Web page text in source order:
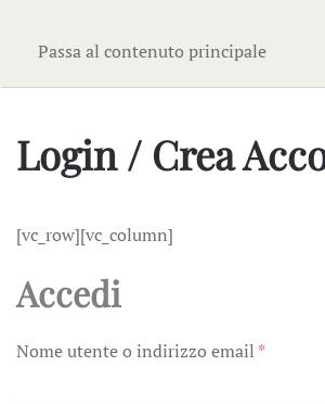
Passa al contenuto principale
Login / Crea
[vc_row][vc_column]
Accedi
Nome utente o indirizzo email *Richiesto